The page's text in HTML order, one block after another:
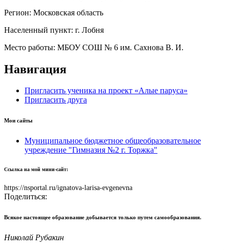
Регион: Московская область
Населенный пункт: г. Лобня
Место работы: МБОУ СОШ № 6 им. Сахнова В. И.
Навигация
Пригласить ученика на проект «Алые паруса»
Пригласить друга
Мои сайты
Муниципальное бюджетное общеобразовательное
учреждение "Гимназия №2 г. Торжка"
Ссылка на мой мини-сайт:
https://nsportal.ru/ignatova-larisa-evgenevna
Поделиться:
Всякое настоящее образование добывается только путем самообразования.
Николай Рубакин